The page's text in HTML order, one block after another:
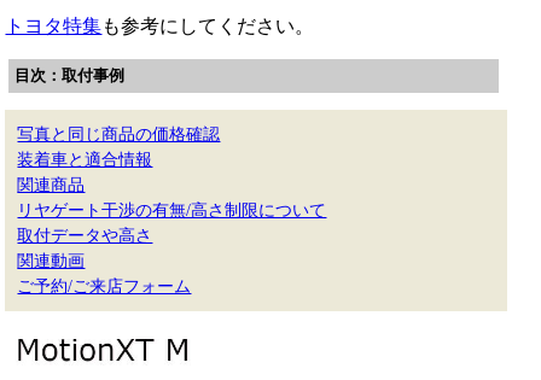
トヨタ特集も参考にしてください。
目次：取付事例
写真と同じ商品の価格確認
装着車と適合情報
関連商品
リヤゲート干渉の有無/高さ制限について
取付データや高さ
関連動画
ご予約/ご来店フォーム